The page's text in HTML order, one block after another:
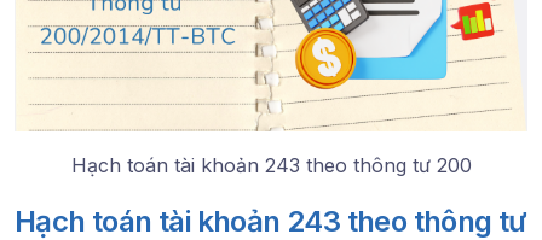
Hạch toán tài khoản 243 theo thông tư 200
Hạch toán tài khoản 243 theo thông tư